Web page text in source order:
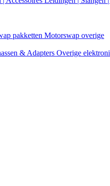
pakketten Motorswap overige
& Adapters Overige